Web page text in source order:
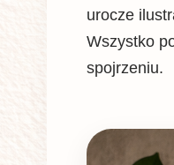
urocze
Wszystko
spojrzeniu.